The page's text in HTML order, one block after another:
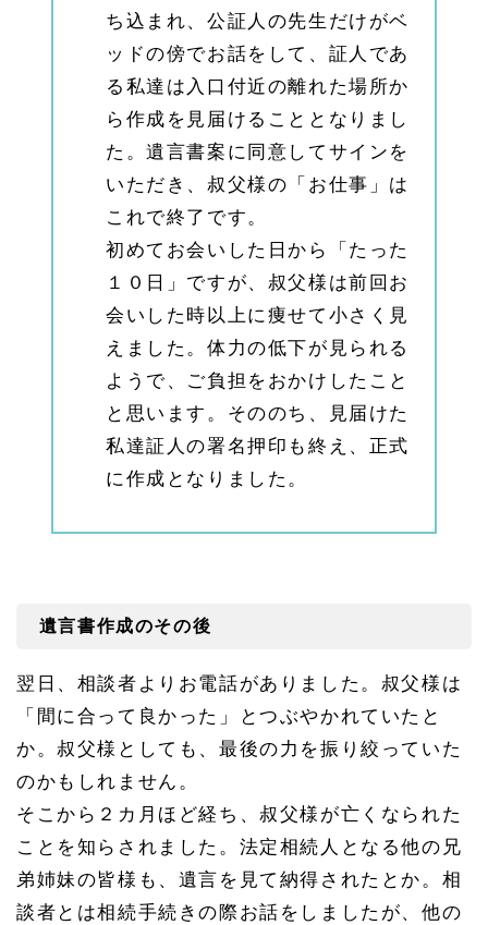
ち込まれ、公証人の先生だけがベ
ッドの傍でお話をして、証人であ
る私達は入口付近の離れた場所か
ら作成を見届けることとなりまし
た。遺言書案に同意してサインを
いただき、叔父様の「お仕事」は
これで終了です。
初めてお会いした日から「たった
１０日」ですが、叔父様は前回お
会いした時以上に痩せて小さく見
えました。体力の低下が見られる
ようで、ご負担をおかけしたこと
と思います。そののち、見届けた
私達証人の署名押印も終え、正式
に作成となりました。
遺言書作成のその後
翌日、相談者よりお電話がありました。叔父様は
「間に合って良かった」とつぶやかれていたと
か。叔父様としても、最後の力を振り絞っていた
のかもしれません。
そこから２カ月ほど経ち、叔父様が亡くなられた
ことを知らされました。法定相続人となる他の兄
弟姉妹の皆様も、遺言を見て納得されたとか。相
談者とは相続手続きの際お話をしましたが、他の